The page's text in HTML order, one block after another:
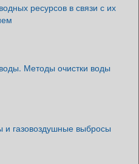
ресурсов в связи с их
Методы очистки воды
и газовоздушные выбросы